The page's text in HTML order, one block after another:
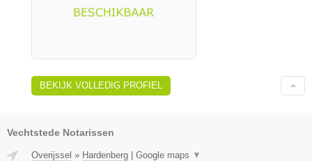
BEKIJK VOLLEDIG PROFIEL
Vechtstede Notarissen
Overijssel » Hardenberg Google maps ▼